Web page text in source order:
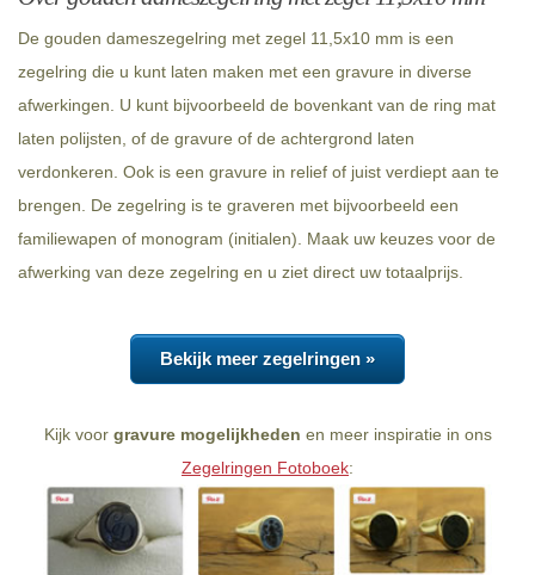
De gouden dameszegelring met zegel 11,5x10 mm is een
zegelring die u kunt laten maken met een gravure in diverse
afwerkingen. U kunt bijvoorbeeld de bovenkant van de ring mat
laten polijsten, of de gravure of de achtergrond laten
verdonkeren. Ook is een gravure in relief of juist verdiept aan te
brengen. De zegelring is te graveren met bijvoorbeeld een
familiewapen of monogram (initialen). Maak uw keuzes voor de
afwerking van deze zegelring en u ziet direct uw totaalprijs.
Bekijk meer zegelringen »
Kijk voor gravure mogelijkheden en meer inspiratie in ons
Zegelringen Fotoboek: